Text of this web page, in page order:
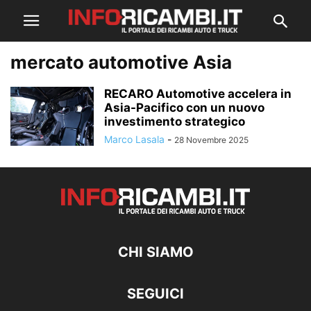
mercato automotive Asia
RECARO Automotive accelera in
Asia-Pacifico con un nuovo
investimento strategico
Marco Lasala - 28 Novembre 2025
CHI SIAMO
SEGUICI